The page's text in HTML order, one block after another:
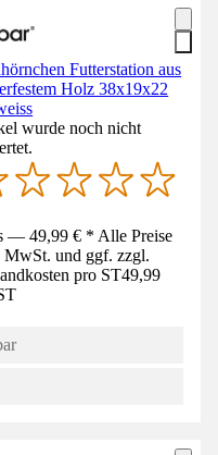
Futterstation aus
Holz 38x19x22
wurde noch nicht
— 49,99 € * Alle Preise
und ggf. zzgl.
pro ST49,99